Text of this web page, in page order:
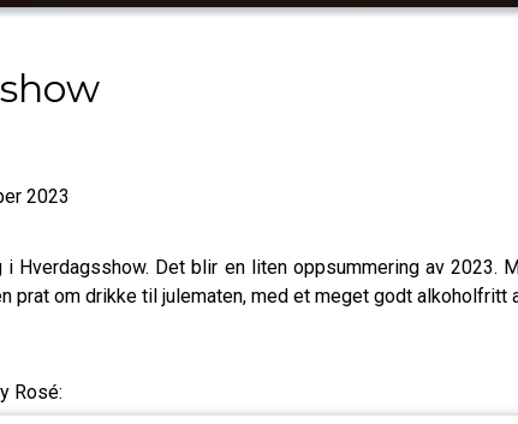
2023
i Hverdagsshow. Det blir en liten oppsummering av 2023.
prat om drikke til julematen, med et meget godt alkoholfritt
Rosé: